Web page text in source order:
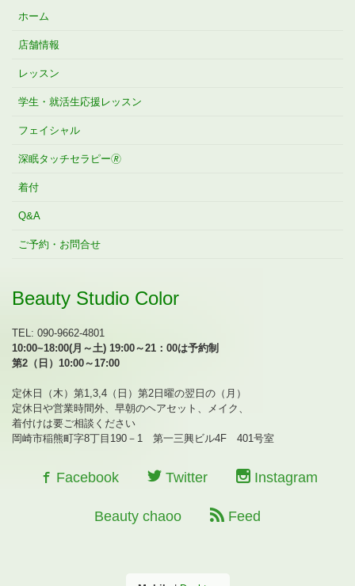
ホーム
店舗情報
レッスン
学生・就活生応援レッスン
フェイシャル
深眠タッチセラピー🄬
着付
Q&A
ご予約・お問合せ
Beauty Studio Color
TEL: 090-9662-4801
10:00~18:00(月～土) 19:00～21：00は予約制
第2（日）10:00～17:00
定休日（木）第1,3,4（日）第2日曜の翌日の（月）
定休日や営業時間外、早朝のヘアセット、メイク、
着付けは要ご相談ください
岡崎市稲熊町字8丁目190－1 第一三興ビル4F 401号室
Facebook Twitter Instagram
Beauty chaoo Feed